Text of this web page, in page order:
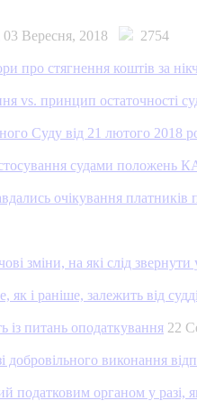
03 Вересня, 2018 2754
про стягнення коштів за
vs. принцип остаточності
Суду від 21 лютого 2018
судами положень
очікування платників
зміни, на які слід звернути
і раніше, залежить від
питань оподаткування 22
виконання
податковим органом у разі,